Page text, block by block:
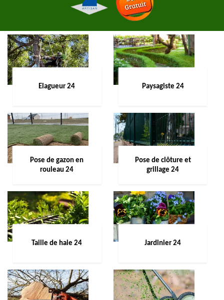
Elagueur 24 Paysagiste 24
Pose de gazon en
rouleau 24
Pose de clôture et
grillage 24
Taille de haie 24 Jardinier 24